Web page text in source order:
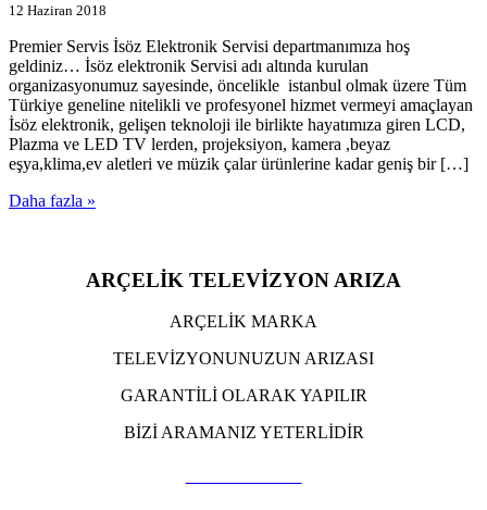
12 Haziran 2018
Premier Servis İsöz Elektronik Servisi departmanımıza hoş
geldiniz… İsöz elektronik Servisi adı altında kurulan
organizasyonumuz sayesinde, öncelikle istanbul olmak üzere Tüm
Türkiye geneline nitelikli ve profesyonel hizmet vermeyi amaçlayan
İsöz elektronik, gelişen teknoloji ile birlikte hayatımıza giren LCD,
Plazma ve LED TV lerden, projeksiyon, kamera ,beyaz
eşya,klima,ev aletleri ve müzik çalar ürünlerine kadar geniş bir […]
Daha fazla »
ARÇELİK TELEVİZYON ARIZA
ARÇELİK MARKA
TELEVİZYONUNUZUN ARIZASI
GARANTİLİ OLARAK YAPILIR
BİZİ ARAMANIZ YETERLİDİR